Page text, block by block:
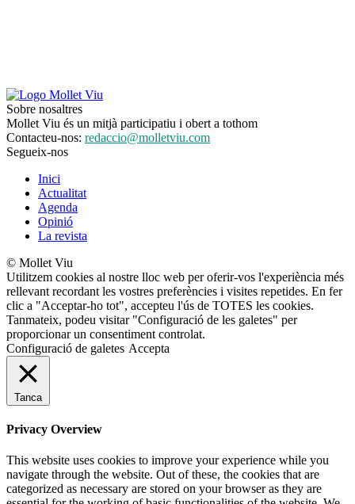
Sobre nosaltres
Mollet Viu és un mitjà participatiu i obert a tothom
Contacteu-nos: redaccio@molletviu.com
Segueix-nos
Inici
Actualitat
Agenda
Opinió
La revista
© Mollet Viu
Utilitzem cookies al nostre lloc web per oferir-vos l'experiència més
rellevant recordant les vostres preferències i visites repetides. En fer
clic a "Acceptar-ho tot", accepteu l'ús de TOTES les cookies.
Tanmateix, podeu visitar "Configuració de les galetes" per
proporcionar un consentiment controlat.
Configuració de galetes Accepta
Tanca
Privacy Overview
This website uses cookies to improve your experience while you
navigate through the website. Out of these, the cookies that are
categorized as necessary are stored on your browser as they are